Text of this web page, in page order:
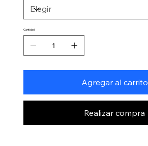
Cantidad
Agregar al carrito
Realizar compra